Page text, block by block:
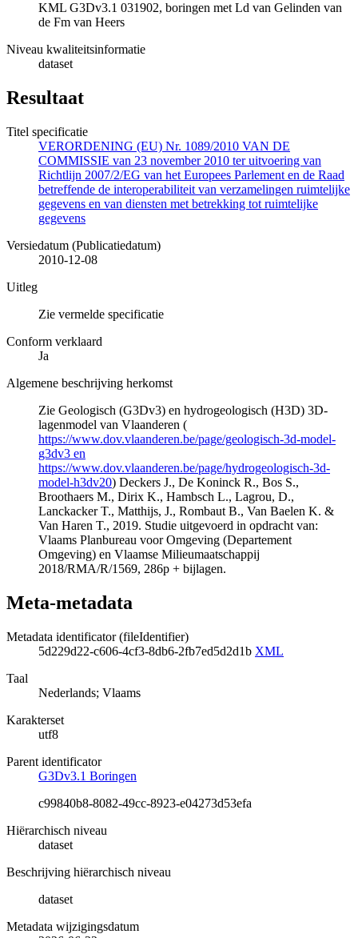
KML G3Dv3.1 031902, boringen met Ld van Gelinden van
de Fm van Heers
Niveau kwaliteitsinformatie
dataset
Resultaat
Titel specificatie
VERORDENING (EU) Nr. 1089/2010 VAN DE
COMMISSIE van 23 november 2010 ter uitvoering van
Richtlijn 2007/2/EG van het Europees Parlement en de Raad
betreffende de interoperabiliteit van verzamelingen ruimtelijke
gegevens en van diensten met betrekking tot ruimtelijke
gegevens
Versiedatum (Publicatiedatum)
2010-12-08
Uitleg
Zie vermelde specificatie
Conform verklaard
Ja
Algemene beschrijving herkomst
Zie Geologisch (G3Dv3) en hydrogeologisch (H3D) 3D-
lagenmodel van Vlaanderen (
https://www.dov.vlaanderen.be/page/geologisch-3d-model-
g3dv3 en
https://www.dov.vlaanderen.be/page/hydrogeologisch-3d-
model-h3dv20) Deckers J., De Koninck R., Bos S.,
Broothaers M., Dirix K., Hambsch L., Lagrou, D.,
Lanckacker T., Matthijs, J., Rombaut B., Van Baelen K. &
Van Haren T., 2019. Studie uitgevoerd in opdracht van:
Vlaams Planbureau voor Omgeving (Departement
Omgeving) en Vlaamse Milieumaatschappij
2018/RMA/R/1569, 286p + bijlagen.
Meta-metadata
Metadata identificator (fileIdentifier)
5d229d22-c606-4cf3-8db6-2fb7ed5d2d1b XML
Taal
Nederlands; Vlaams
Karakterset
utf8
Parent identificator
G3Dv3.1 Boringen
c99840b8-8082-49cc-8923-e04273d53efa
Hiërarchisch niveau
dataset
Beschrijving hiërarchisch niveau
dataset
Metadata wijzigingsdatum